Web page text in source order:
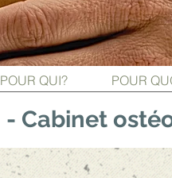
POUR QUI? POUR
- Cabinet